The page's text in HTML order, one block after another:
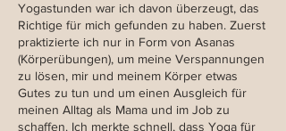
Yogastunden war ich davon überzeugt, das
Richtige für mich gefunden zu haben. Zuerst
praktizierte ich nur in Form von Asanas
(Körperübungen), um meine Verspannungen
zu lösen, mir und meinem Körper etwas
Gutes zu tun und um einen Ausgleich für
meinen Alltag als Mama und im Job zu
schaffen. Ich merkte schnell, dass Yoga für